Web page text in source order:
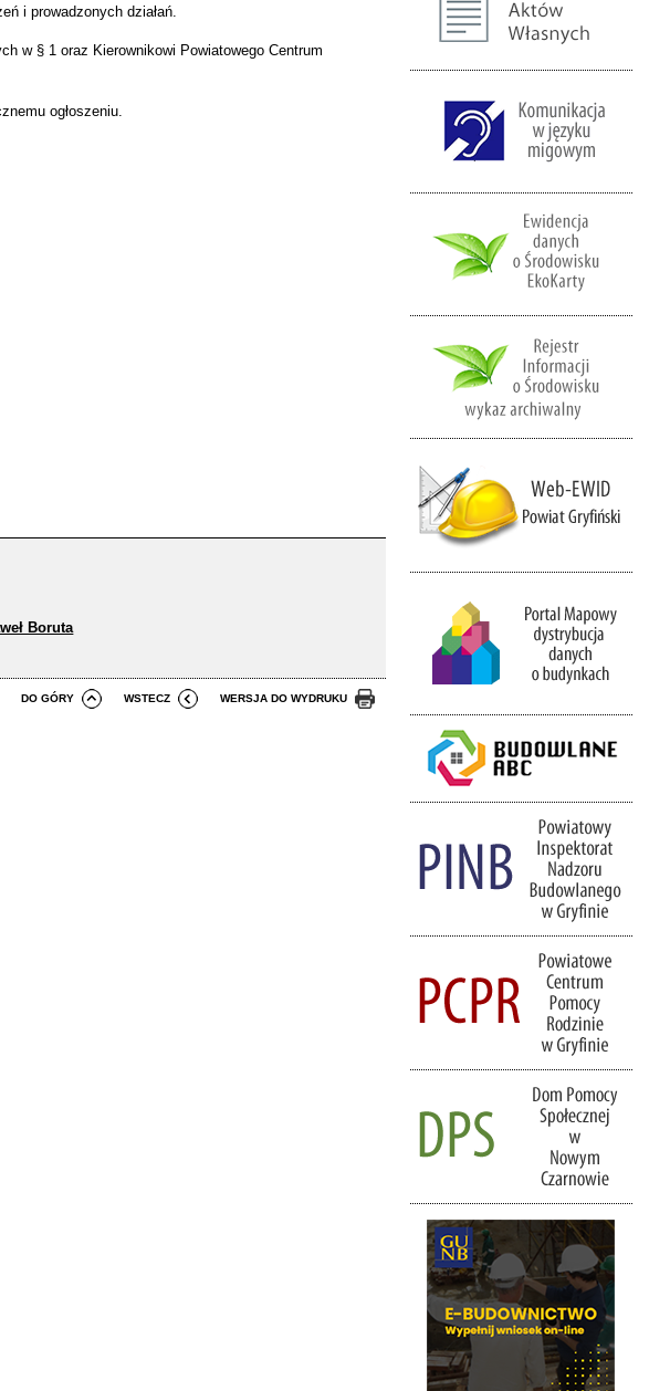
i prowadzonych działań.
w § 1 oraz Kierownikowi Powiatowego Centrum
ogłoszeniu.
Boruta
DO GÓRY WSTECZ WERSJA DO WYDRUKU